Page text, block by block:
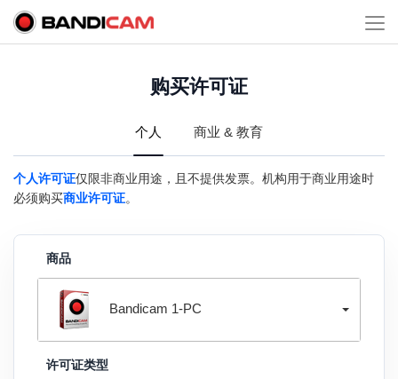
购买许可证
个人 商业 & 教育
个人许可证仅限非商业用途，且不提供发票。机构用于商业用途时
必须购买商业许可证。
商品
Bandicam 1-PC
许可证类型